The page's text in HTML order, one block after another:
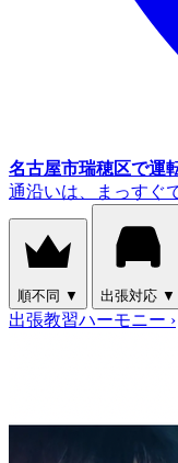
名古屋市瑞穂区で運
通沿いは、まっすぐ
順不同 ▼ 出張対応 ▼
出張教習ハーモニー ›